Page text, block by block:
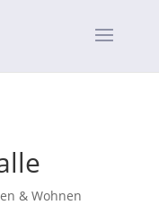
& Wohnen